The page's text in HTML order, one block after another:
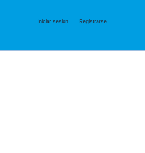
Iniciar sesión Registrarse